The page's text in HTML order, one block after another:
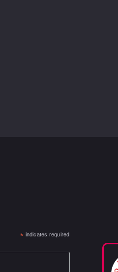
* indicates required